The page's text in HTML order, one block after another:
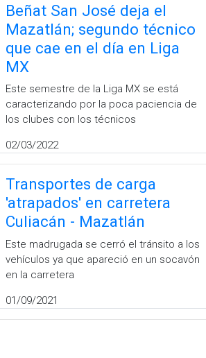
Beñat San José deja el
Mazatlán; segundo técnico
que cae en el día en Liga
MX
Este semestre de la Liga MX se está
caracterizando por la poca paciencia de
los clubes con los técnicos
02/03/2022
Transportes de carga
'atrapados' en carretera
Culiacán - Mazatlán
Este madrugada se cerró el tránsito a los
vehículos ya que apareció en un socavón
en la carretera
01/09/2021